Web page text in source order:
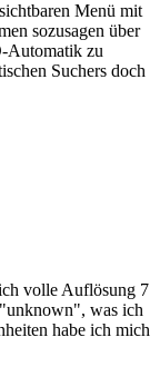
Menü mit
sozusagen über
Automatik zu
Suchers doch
volle Auflösung 7
was ich
habe ich mich